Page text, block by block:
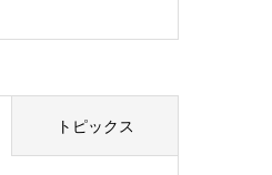
トピックス